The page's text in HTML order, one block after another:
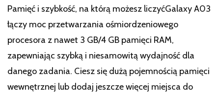
Pamięć i szybkość, na którą możesz liczyćGalaxy A03
łączy moc przetwarzania ośmiordzeniowego
procesora z nawet 3 GB/4 GB pamięci RAM,
zapewniając szybką i niesamowitą wydajność dla
danego zadania. Ciesz się dużą pojemnością pamięci
wewnętrznej lub dodaj jeszcze więcej miejsca do